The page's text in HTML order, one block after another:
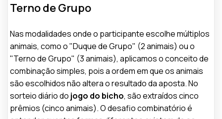
Terno de Grupo
Nas modalidades onde o participante escolhe múltiplos
animais, como o "Duque de Grupo" (2 animais) ou o
"Terno de Grupo" (3 animais), aplicamos o conceito de
combinação simples, pois a ordem em que os animais
são escolhidos não altera o resultado da aposta. No
sorteio diário do jogo do bicho, são extraídos cinco
prêmios (cinco animais). O desafio combinatório é